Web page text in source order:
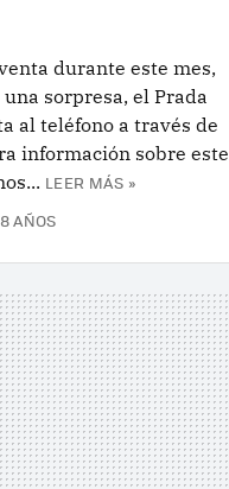
durante este mes,
sorpresa, el Prada
al teléfono a través de
información sobre este
LEER MÁS »
AÑOS